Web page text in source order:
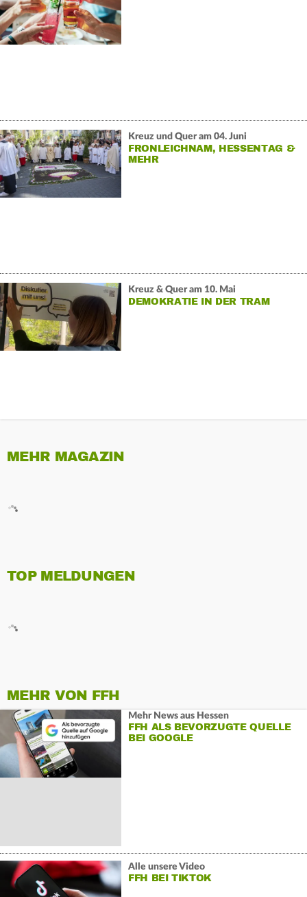
Kreuz und Quer am 04. Juni
FRONLEICHNAM, HESSENTAG &
MEHR
Kreuz & Quer am 10. Mai
DEMOKRATIE IN DER TRAM
MEHR MAGAZIN
TOP MELDUNGEN
MEHR VON FFH
Mehr News aus Hessen
FFH ALS BEVORZUGTE QUELLE
BEI GOOGLE
Alle unsere Video
FFH BEI TIKTOK